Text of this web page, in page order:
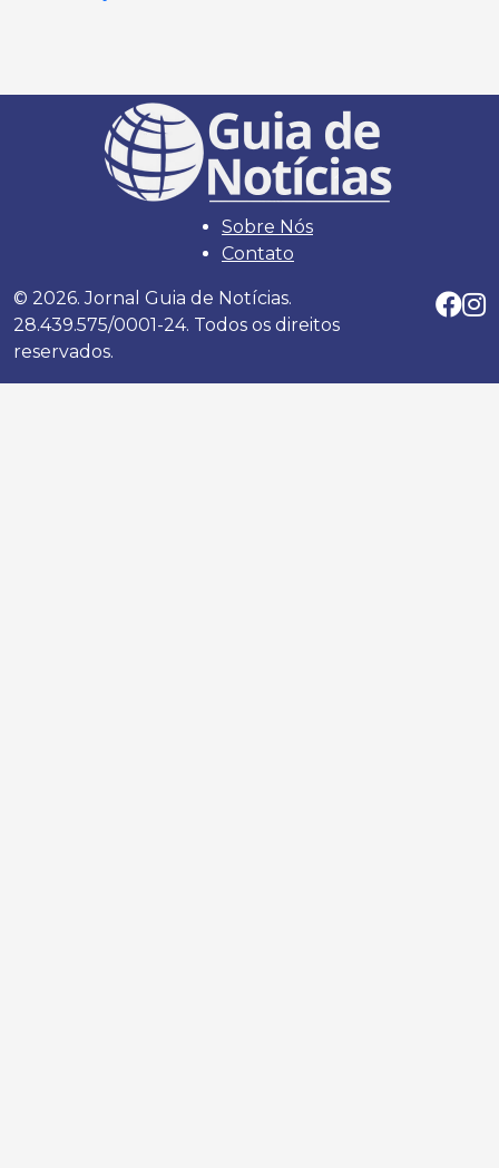
Sobre Nós
Contato
© 2026. Jornal Guia de Notícias.
28.439.575/0001-24. Todos os direitos
reservados.